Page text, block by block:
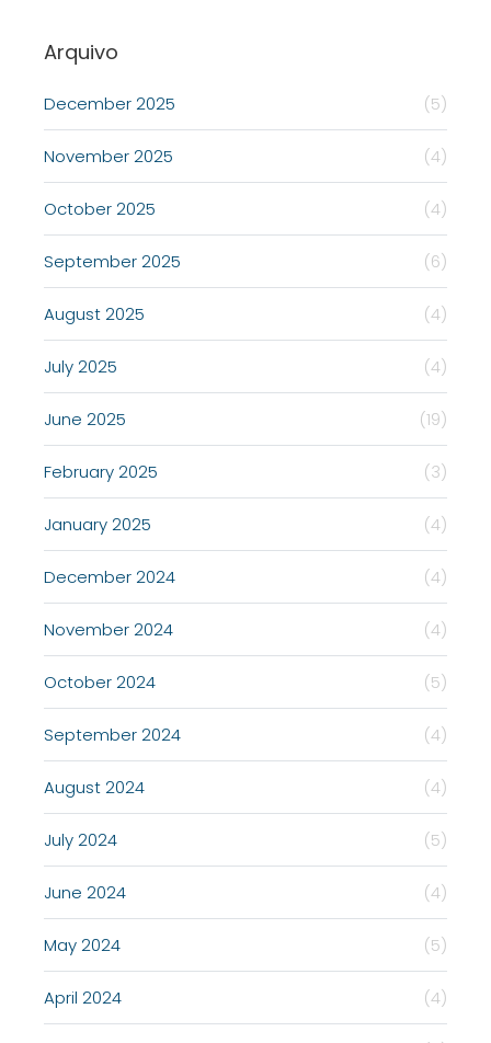
Arquivo
December 2025 (5)
November 2025 (4)
October 2025 (4)
September 2025 (6)
August 2025 (4)
July 2025 (4)
June 2025 (19)
February 2025 (3)
January 2025 (4)
December 2024 (4)
November 2024 (4)
October 2024 (5)
September 2024 (4)
August 2024 (4)
July 2024 (5)
June 2024 (4)
May 2024 (5)
April 2024 (4)